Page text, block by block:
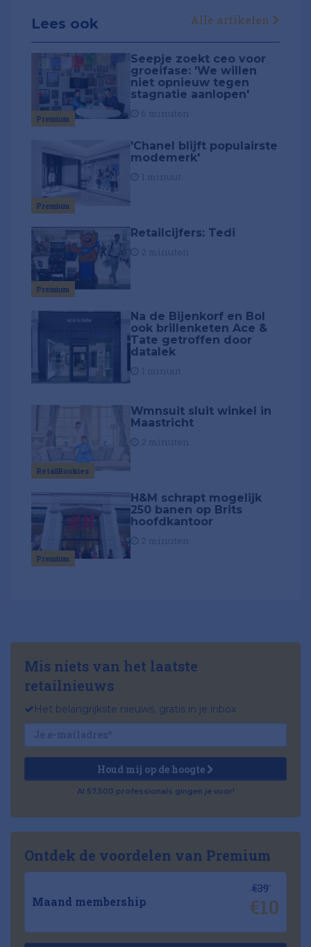
Lees ook Alle artikelen
Premium
Seepje zoekt ceo voor
groeifase: 'We willen
niet opnieuw tegen
stagnatie aanlopen'
Premium
'Chanel blijft populairste
modemerk'
Premium
Retailcijfers: Tedi
Na de Bijenkorf en Bol
ook brillenketen Ace &
Tate getroffen door
datalek
RetailRookies
Wmnsuit sluit winkel in
Maastricht
Premium
H&M schrapt mogelijk
250 banen op Brits
hoofdkantoor
Mis niets van het laatste
retailnieuws
Het belangrijkste nieuws, gratis in je inbox
Houd mij op de hoogte
Al 57.500 professionals gingen je voor!
Ontdek de voordelen van Premium
Maand membership
€39
€10